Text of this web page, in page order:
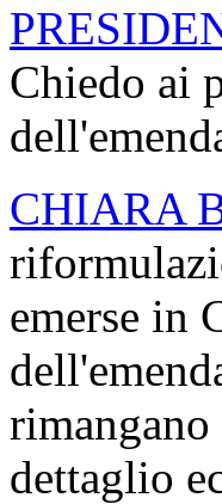
Chiedo ai
CHIARA
emerse in
rimangano
dettaglio